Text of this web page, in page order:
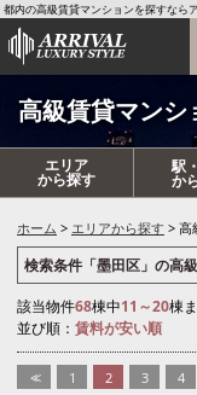
都内の高級賃貸マンションを探すなら
高級賃貸マンシ
エリア
から探す
駅
か
ホーム エリアから探す 高
検索条件「墨田区」の高
該当物件68棟中11～20棟
並び順： 賃料が安い順
<< 1 2 3 4